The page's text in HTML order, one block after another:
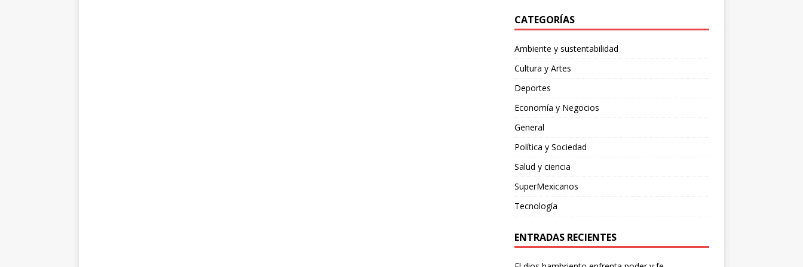
CATEGORÍAS
Ambiente y sustentabilidad
Cultura y Artes
Deportes
Economía y Negocios
General
Política y Sociedad
Salud y ciencia
SuperMexicanos
Tecnología
ENTRADAS RECIENTES